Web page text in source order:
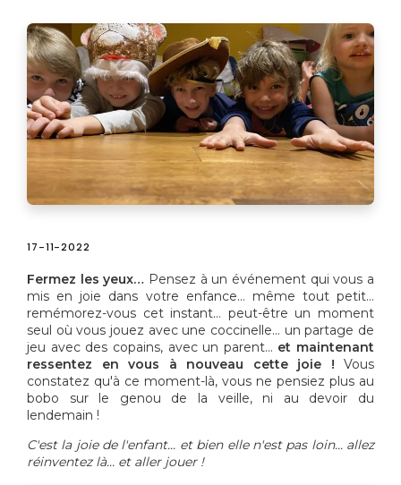
17-11-2022
Fermez les yeux… Pensez à un événement qui vous a
mis en joie dans votre enfance… même tout petit…
remémorez-vous cet instant… peut-être un moment
seul où vous jouez avec une coccinelle… un partage de
jeu avec des copains, avec un parent… et maintenant
ressentez en vous à nouveau cette joie ! Vous
constatez qu'à ce moment-là, vous ne pensiez plus au
bobo sur le genou de la veille, ni au devoir du
lendemain !
C'est la joie de l'enfant... et bien elle n'est pas loin... allez
réinventez là... et aller jouer !